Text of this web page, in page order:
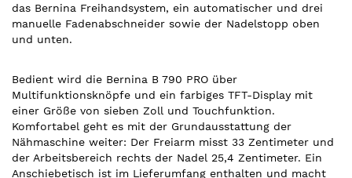
das Bernina Freihandsystem, ein automatischer und drei
manuelle Fadenabschneider sowie der Nadelstopp oben
und unten.
Bedient wird die Bernina B 790 PRO über
Multifunktionsknöpfe und ein farbiges TFT-Display mit
einer Größe von sieben Zoll und Touchfunktion.
Komfortabel geht es mit der Grundausstattung der
Nähmaschine weiter: Der Freiarm misst 33 Zentimeter und
der Arbeitsbereich rechts der Nadel 25,4 Zentimeter. Ein
Anschiebetisch ist im Lieferumfang enthalten und macht